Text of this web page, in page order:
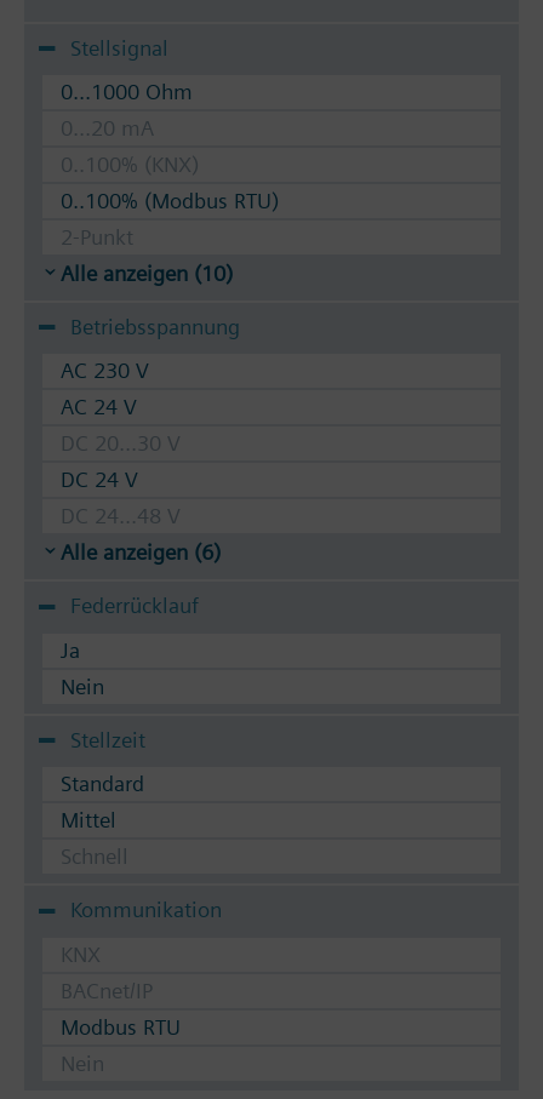
Stellsignal
0...1000 Ohm
0...20 mA
0..100% (KNX)
0..100% (Modbus RTU)
2-Punkt
Alle anzeigen (10)
Betriebsspannung
AC 230 V
AC 24 V
DC 20...30 V
DC 24 V
DC 24...48 V
Alle anzeigen (6)
Federrücklauf
Ja
Nein
Stellzeit
Standard
Mittel
Schnell
Kommunikation
KNX
BACnet/IP
Modbus RTU
Nein